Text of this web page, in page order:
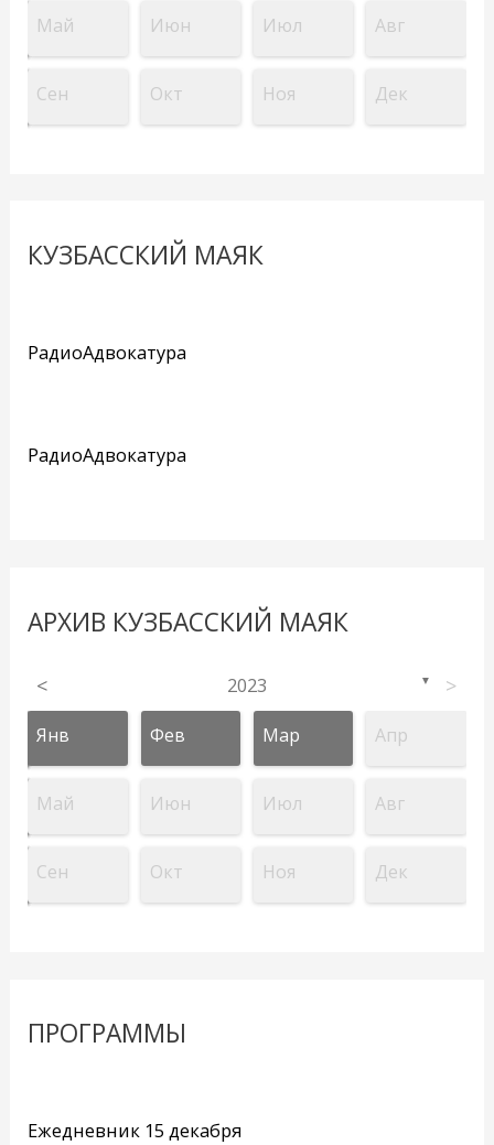
Май Июн Июл Авг
Сен Окт Ноя Дек
КУЗБАССКИЙ МАЯК
РадиоАдвокатура
РадиоАдвокатура
АРХИВ КУЗБАССКИЙ МАЯК
< 2023 ▼ >
Янв Фев Мар Апр
Май Июн Июл Авг
Сен Окт Ноя Дек
ПРОГРАММЫ
Ежедневник 15 декабря